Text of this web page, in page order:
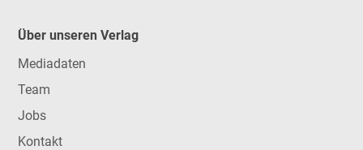
Über unseren Verlag
Mediadaten
Team
Jobs
Kontakt